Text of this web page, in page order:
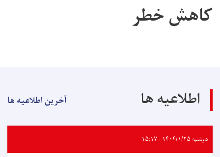
کاهش خطر
اطلاعیه ها آخرین اطلاعیه ها
دوشنبه ۱۴۰۴/۱/۲۵ - ۱۵:۱۷